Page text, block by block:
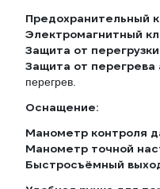
Предохранительный
Электромагнитный
Защита от перегрузки
Защита от перегрева
перегрев.
Оснащение:
Манометр контроля
Манометр точной
Быстросъёмный